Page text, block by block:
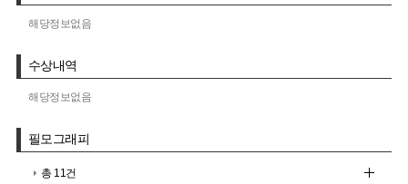
해당정보없음
수상내역
해당정보없음
필모그래피
총 11건